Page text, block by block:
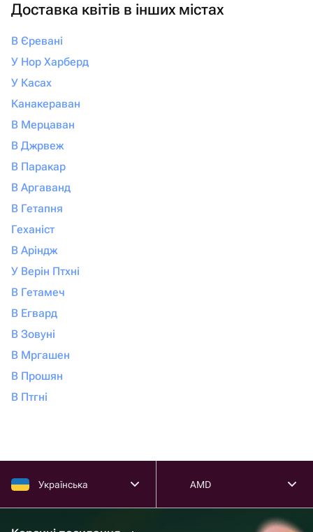
Доставка квітів в інших містах
В Єревані
У Нор Харберд
У Касах
Канакераван
В Мерцаван
В Джрвеж
В Паракар
В Аргаванд
В Гетапня
Геханіст
В Аріндж
У Верін Птхні
В Гетамеч
В Егвард
В Зовуні
В Мргашен
В Прошян
В Птгні
Українська AMD